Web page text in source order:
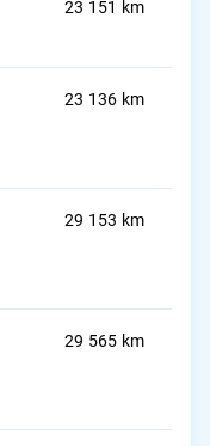
23 151 km
23 136 km
29 153 km
29 565 km